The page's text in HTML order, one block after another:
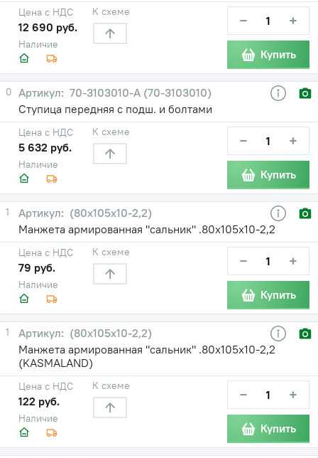
Наличие
Цена с НДС
12 690 руб.
К схеме − +
Купить
0
70-3103010-А (70-3103010)
Ступица передняя с подш. и болтами
Наличие
Цена с НДС
5 632 руб.
К схеме − +
Купить
1
(80х105х10-2,2)
Манжета армированная "сальник" .80х105х10-2,2
Наличие
Цена с НДС
79 руб.
К схеме − +
Купить
1
(80х105х10-2,2)
Манжета армированная "сальник" .80х105х10-2,2
(KASMALAND)
Наличие
Цена с НДС
122 руб.
К схеме − +
Купить